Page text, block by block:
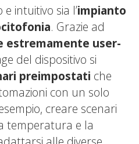
intuitivo sia l’impianto
. Grazie ad
estremamente user-
del dispositivo si
preimpostati che
con un solo
creare scenari
temperatura e la